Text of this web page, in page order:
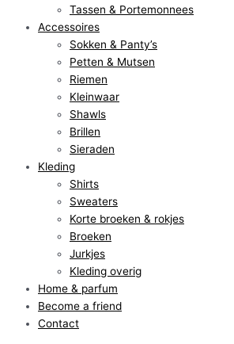
Tassen & Portemonnees
Accessoires
Sokken & Panty’s
Petten & Mutsen
Riemen
Kleinwaar
Shawls
Brillen
Sieraden
Kleding
Shirts
Sweaters
Korte broeken & rokjes
Broeken
Jurkjes
Kleding overig
Home & parfum
Become a friend
Contact